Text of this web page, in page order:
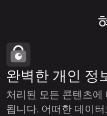
완벽한 개인 정
처리된 모든 콘텐츠
됩니다. 어떠한 데이